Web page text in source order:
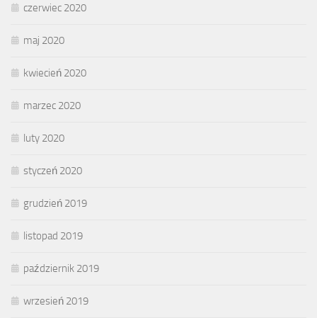
czerwiec 2020
maj 2020
kwiecień 2020
marzec 2020
luty 2020
styczeń 2020
grudzień 2019
listopad 2019
październik 2019
wrzesień 2019